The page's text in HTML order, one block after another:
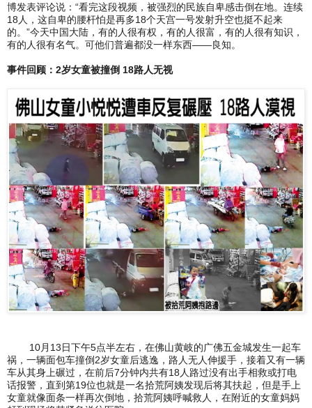
博发表评论说：“看完这段视频，被强烈的民族自卑感击倒在地。连续
18人，这自卑的腰杆怕是再多18个天宫一号发射升空也挺不起来
的。”今天中国大陆，有的人很有权，有的人很富，有的人很有知识，
有的人很有名气。可他们普遍都没一样东西——良知。
事件回顾：2岁女童被撞倒 18路人无视
10月13日下午5点半左右，在佛山黄岐的广佛五金城发生一起车
祸，一辆面包车撞倒2岁女童后逃逸，路人无人伸援手，接着又有一辆
车从其身上碾过，在前后7分钟内共有18­人路过没有出手相救或打电
话报警，直到第19位也就是一名拾荒阿姨发现后将其扶起，但是手上
女童就像面条一样再次倒地，拾荒阿姨呼喊救人，在附近的女童妈妈